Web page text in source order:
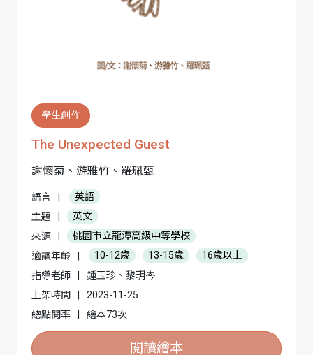
學生創作
The Unexpected Guest
謝懷菊、游雅竹、羅珮甄
語言 |
英語
主題
|
英文
來源
|
桃園市立龍潭高級中等學校
適讀年齡
| 10-12歲 13-15歲
16歲以上
指導老師
|
鍾玉珍、黎玥岑
上架時間
|
2023-11-25
總點閱率
| 繪本73次
閱讀繪本